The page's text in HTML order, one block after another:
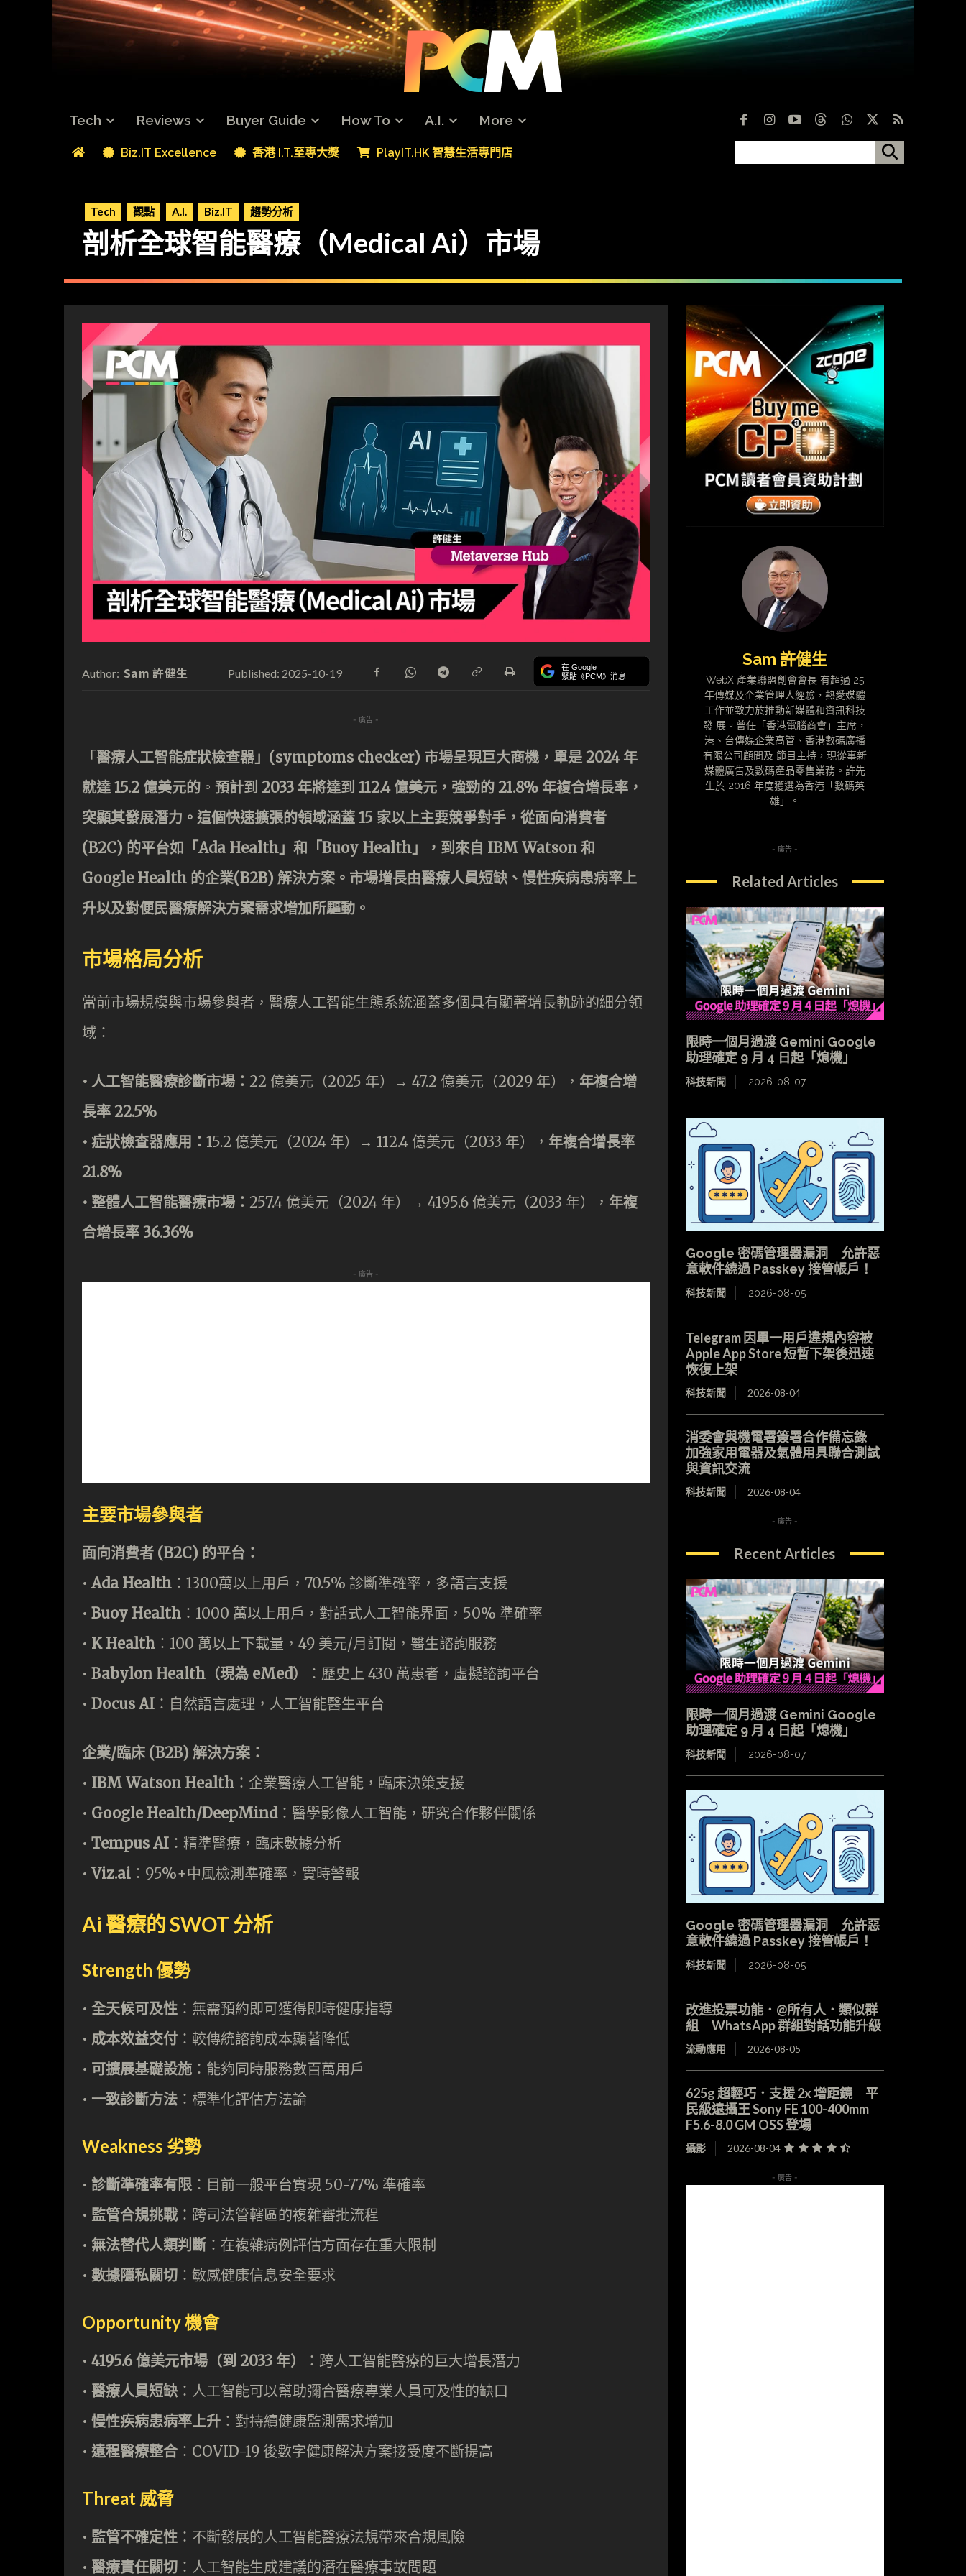
Tech Reviews Buyer Guide How To A.I. More
Biz.IT Excellence 香港 I.T.至專大獎 PlayIT.HK 智慧生活專門店
Tech 觀點 A.I. Biz.IT 趨勢分析
剖析全球智能醫療（Medical Ai）市場
Author: Sam 許健生 Published: 2025-10-19 在 Google
緊貼《PCM》消息
- 廣告 -
「醫療人工智能症狀檢查器」(symptoms checker) 市場呈現巨大商機，單是 2024 年
就達15.2 億美元的 。 預計到 2033 年將達到 112.4 億美元，強勁的 21.8% 年複合增長率，
突顯其發展潛力。這個快速擴張的領域涵蓋 15 家以上主要競爭對手，從面向消費者
(B2C) 的平台如「Ada Health」和「Buoy Health」，到來自 IBM Watson 和
Google Health 的企業(B2B) 解決方案。市場增長由醫療人員短缺、慢性疾病患病率上
升以及對便民醫療解決方案需求增加所驅動。
市場格局分析
當前市場規模與市場參與者，醫療人工智能生態系統涵蓋多個具有顯著增長軌跡的細分領
域：
•⁠ ⁠人工智能醫療診斷市場： 22 億美元（2025 年）→ 47.2 億美元（2029 年）， 年複合增
長率 22.5%
•⁠ ⁠症狀檢查器應用： 15.2 億美元（2024 年）→ 112.4 億美元（2033 年）， 年複合增長率
21.8%
•⁠ ⁠整體人工智能醫療市場： 257.4 億美元（2024 年）→ 4195.6 億美元（2033 年）， 年複
合增長率 36.36%
- 廣告 -
主要市場參與者
面向消費者 (B2C) 的平台：
•⁠ ⁠ Ada Health ：1300萬以上用戶，70.5% 診斷準確率，多語言支援
•⁠ ⁠ Buoy Health ：1000 萬以上用戶，對話式人工智能界面，50% 準確率
•⁠ ⁠ K Health ：100 萬以上下載量，49 美元/月訂閱，醫生諮詢服務
•⁠ ⁠ Babylon Health（現為 eMed）
：歷史上 430 萬患者，虛擬諮詢平台
•⁠ ⁠ Docus AI ：自然語言處理，人工智能醫生平台
企業/臨床 (B2B) 解決方案：
•⁠ ⁠IBM Watson Health ：企業醫療人工智能，臨床決策支援
•⁠ ⁠ Google Health/DeepMind：醫學影像人工智能，研究合作夥伴關係
•⁠ ⁠ Tempus AI ：精準醫療，臨床數據分析
•⁠ ⁠ Viz.ai ：95%+中風檢測準確率，實時警報
Ai 醫療的 SWOT 分析
Strength 優勢
•⁠ ⁠全天候可及性 ：無需預約即可獲得即時健康指導
•⁠ ⁠ 成本效益交付 ：較傳統諮詢成本顯著降低
• ⁠ ⁠可擴展基礎設施 ：能夠同時服務數百萬用戶
•⁠ ⁠ 一致診斷方法 ：標準化評估方法論
Weakness 劣勢
•⁠ ⁠ 診斷準確率有限 ：目前一般平台實現 50-77% 準確率
•⁠ ⁠ 監管合規挑戰：跨司法管轄區的複雜審批流程
•⁠ ⁠無法替代人類判斷 ：在複雜病例評估方面存在重大限制
•⁠ ⁠ 數據隱私關切 ：敏感健康信息安全要求
Opportunity 機會
•⁠ ⁠ 4195.6 億美元市場（到 2033 年）
：跨人工智能醫療的巨大增長潛力
•⁠ ⁠ 醫療人員短缺 ：人工智能可以幫助彌合醫療專業人員可及性的缺口
•⁠ ⁠慢性疾病患病率上升 ：對持續健康監測需求增加
•⁠ ⁠ 遠程醫療整合 ：COVID-19 後數字健康解決方案接受度不斷提高
Threat 威脅
• ⁠ ⁠監管不確定性 ：不斷發展的人工智能醫療法規帶來合規風險
•⁠ ⁠ 醫療責任關切 ：人工智能生成建議的潛在醫療事故問題
Sam 許健生
WebX 產業聯盟創會會長 有超過 25
年傳媒及企業管理人經驗，熱愛媒體
工作並致力於推動新媒體和資訊科技
發 展。曾任「香港電腦商會」主席，
港、台傳媒企業高管、香港數碼廣播
有限公司顧問及 節目主持，現從事新
媒體廣告及數碼產品零售業務。許先
生於 2016 年度獲選為香港「數碼英
雄」。
- 廣告 -
Related Articles
限時一個月過渡 Gemini Google
助理確定 9 月 4 日起「熄機」
科技新聞 2026-08-07
Google 密碼管理器漏洞 允許惡
意軟件繞過 Passkey 接管帳戶！
科技新聞 2026-08-05
Telegram 因單一用戶違規內容被
Apple App Store 短暫下架後迅速
恢復上架
科技新聞 2026-08-04
消委會與機電署簽署合作備忘錄
加強家用電器及氣體用具聯合測試
與資訊交流
科技新聞 2026-08-04
- 廣告 -
Recent Articles
限時一個月過渡 Gemini Google
助理確定 9 月 4 日起「熄機」
科技新聞 2026-08-07
Google 密碼管理器漏洞 允許惡
意軟件繞過 Passkey 接管帳戶！
科技新聞 2026-08-05
改進投票功能．@所有人．類似群
組 WhatsApp 群組對話功能升級
流動應用 2026-08-05
625g 超輕巧．支援 2x 增距鏡 平
民級遠攝王 Sony FE 100-400mm
F5.6-8.0 GM OSS 登場
攝影 2026-08-04
- 廣告 -